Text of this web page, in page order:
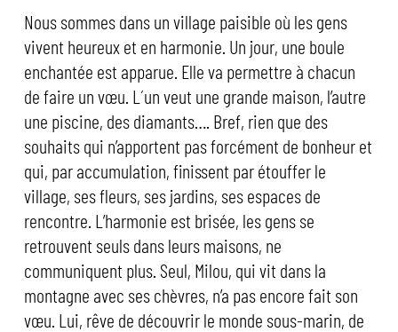
Nous sommes dans un village paisible où les gens
vivent heureux et en harmonie. Un jour, une boule
enchantée est apparue. Elle va permettre à chacun
de faire un vœu. L´un veut une grande maison, l’autre
une piscine, des diamants…. Bref, rien que des
souhaits qui n’apportent pas forcément de bonheur et
qui, par accumulation, finissent par étouffer le
village, ses fleurs, ses jardins, ses espaces de
rencontre. L’harmonie est brisée, les gens se
retrouvent seuls dans leurs maisons, ne
communiquent plus. Seul, Milou, qui vit dans la
montagne avec ses chèvres, n’a pas encore fait son
vœu. Lui, rêve de découvrir le monde sous-marin, de